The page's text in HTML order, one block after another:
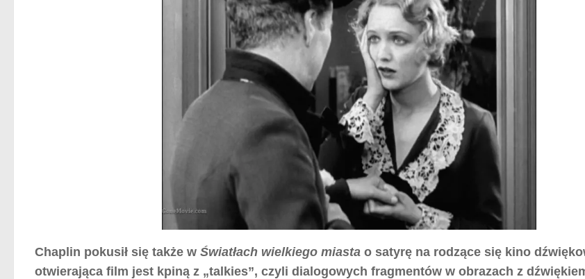
Chaplin pokusił się także w Światłach wielkiego miasta o satyrę na rodzące się kino
otwierająca film jest kpiną z „talkies”, czyli dialogowych fragmentów w obrazach z